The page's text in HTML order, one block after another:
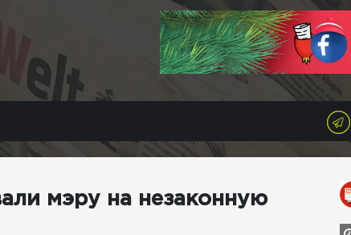
мэру на незаконную